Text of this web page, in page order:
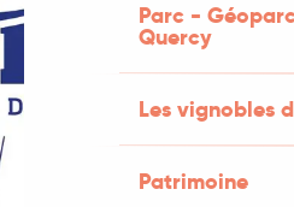
Parc -
Quercy
Les vignobles
Patrimoine